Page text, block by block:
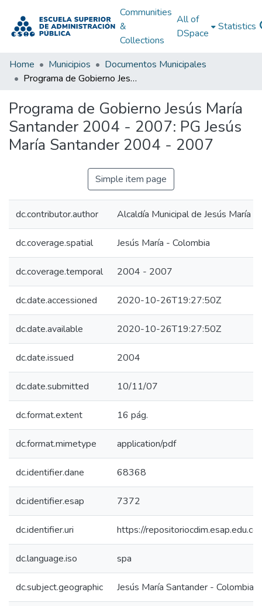
Communities
&
Collections
All of
DSpace
Statistics
Home Municipios
Documentos Municipales
Programa de Gobierno Jesús María Santander 2004 - 2007: PG Jesús María Santander 2004 - 2007
Programa de Gobierno Jesús María
Santander 2004 - 2007: PG Jesús
María Santander 2004 - 2007
Simple item page
dc.contributor.author Alcaldía Municipal de Jesús María
dc.coverage.spatial Jesús María - Colombia
dc.coverage.temporal 2004 - 2007
dc.date.accessioned 2020-10-26T19:27:50Z
dc.date.available 2020-10-26T19:27:50Z
dc.date.issued 2004
dc.date.submitted 10/11/07
dc.format.extent 16 pág.
dc.format.mimetype application/pdf
dc.identifier.dane 68368
dc.identifier.esap 7372
dc.identifier.uri https://
dc.language.iso spa
dc.subject.geographic Jesús María Santander - Colombia